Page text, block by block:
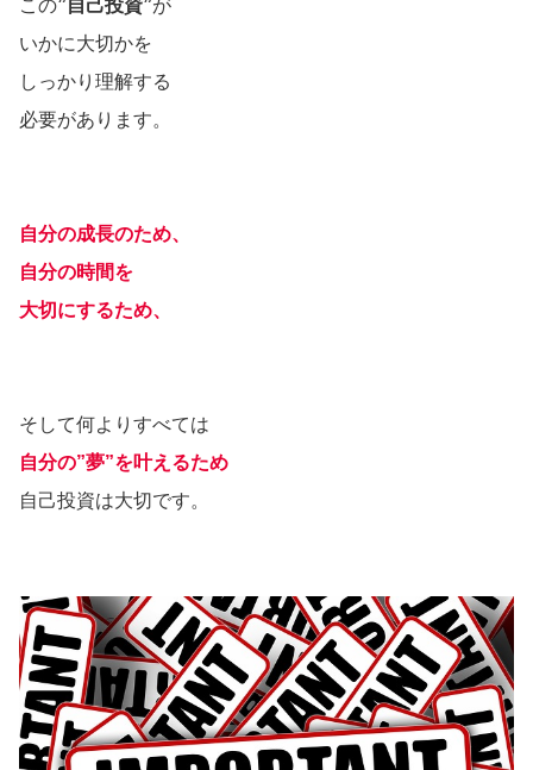
この”自己投資”が
いかに大切かを
しっかり理解する
必要があります。
自分の成長のため、
自分の時間を
大切にするため、
そして何よりすべては
自分の”夢”を叶えるため
自己投資は大切です。